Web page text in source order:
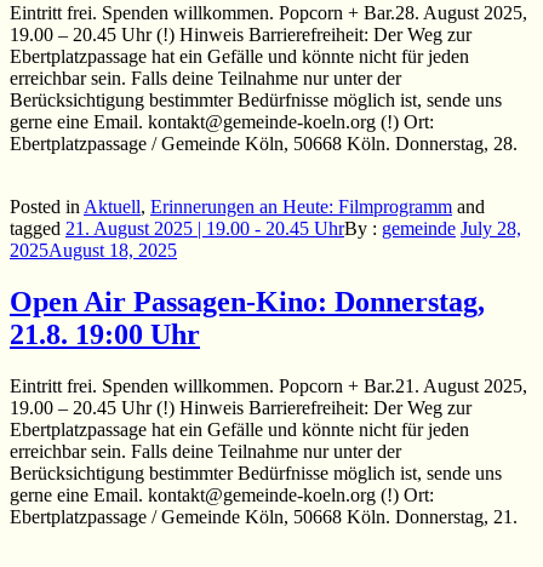
Eintritt frei. Spenden willkommen. Popcorn + Bar.28. August 2025,
19.00 – 20.45 Uhr (!) Hinweis Barrierefreiheit: Der Weg zur
Ebertplatzpassage hat ein Gefälle und könnte nicht für jeden
erreichbar sein. Falls deine Teilnahme nur unter der
Berücksichtigung bestimmter Bedürfnisse möglich ist, sende uns
gerne eine Email. kontakt@gemeinde-koeln.org (!) Ort:
Ebertplatzpassage / Gemeinde Köln, 50668 Köln. Donnerstag, 28.
Posted in Aktuell, Erinnerungen an Heute: Filmprogramm and
tagged 21. August 2025 | 19.00 - 20.45 UhrBy : gemeinde July 28,
2025August 18, 2025
Open Air Passagen-Kino: Donnerstag,
21.8. 19:00 Uhr
Eintritt frei. Spenden willkommen. Popcorn + Bar.21. August 2025,
19.00 – 20.45 Uhr (!) Hinweis Barrierefreiheit: Der Weg zur
Ebertplatzpassage hat ein Gefälle und könnte nicht für jeden
erreichbar sein. Falls deine Teilnahme nur unter der
Berücksichtigung bestimmter Bedürfnisse möglich ist, sende uns
gerne eine Email. kontakt@gemeinde-koeln.org (!) Ort:
Ebertplatzpassage / Gemeinde Köln, 50668 Köln. Donnerstag, 21.